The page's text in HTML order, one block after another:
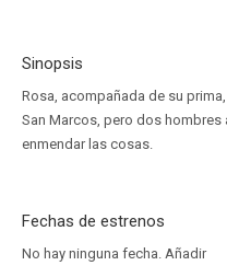
Sinopsis
Rosa, acompañada de su
San Marcos, pero dos hombres
enmendar las cosas.
Fechas de estrenos
No hay ninguna fecha. Añadir